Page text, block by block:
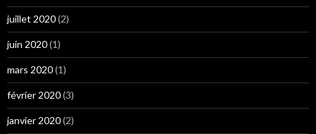
juillet 2020(2)
juin 2020(1)
mars 2020(1)
février 2020(3)
janvier 2020(2)